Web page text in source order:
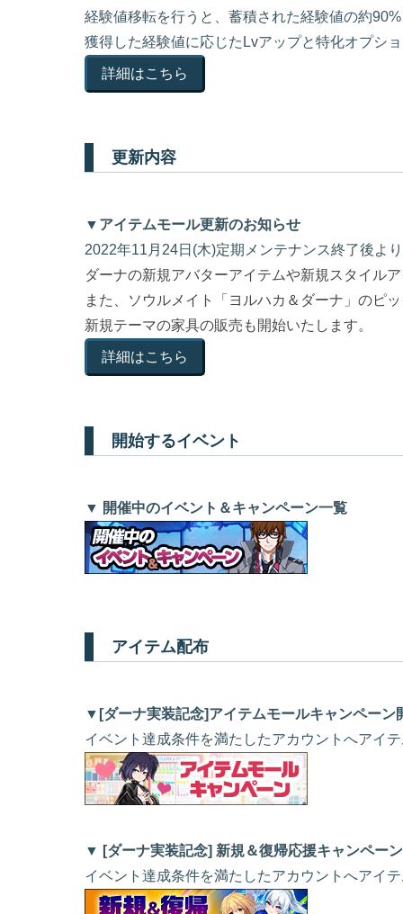
経験値移転を行うと、蓄積された経験値の約
獲得した経験値に応じたLvアップと特化オプシ
詳細はこちら
更新内容
▼アイテムモール更新のお知らせ
2022年11月24日(木)定期メンテナンス終了後よ
ダーナの新規アバターアイテムや新規スタイル
また、ソウルメイト「ヨルハカ＆ダーナ」のピ
新規テーマの家具の販売も開始いたします。
詳細はこちら
開始するイベント
▼ 開催中のイベント＆キャンペーン一覧
アイテム配布
▼[ダーナ実装記念]アイテムモールキャンペーン
イベント達成条件を満たしたアカウントへアイ
▼ [ダーナ実装記念] 新規＆復帰応援キャンペー
イベント達成条件を満たしたアカウントへアイ